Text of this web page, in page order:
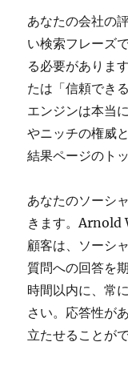
あなたの会社の
い検索フレーズ
る必要がありま
たは「信頼でき
エンジンは本当
やニッチの権威
結果ページのト
あなたのソーシ
きます。Arnold
顧客は、ソーシ
質問への回答を
時間以内に、常
さい。応答性が
立たせることが